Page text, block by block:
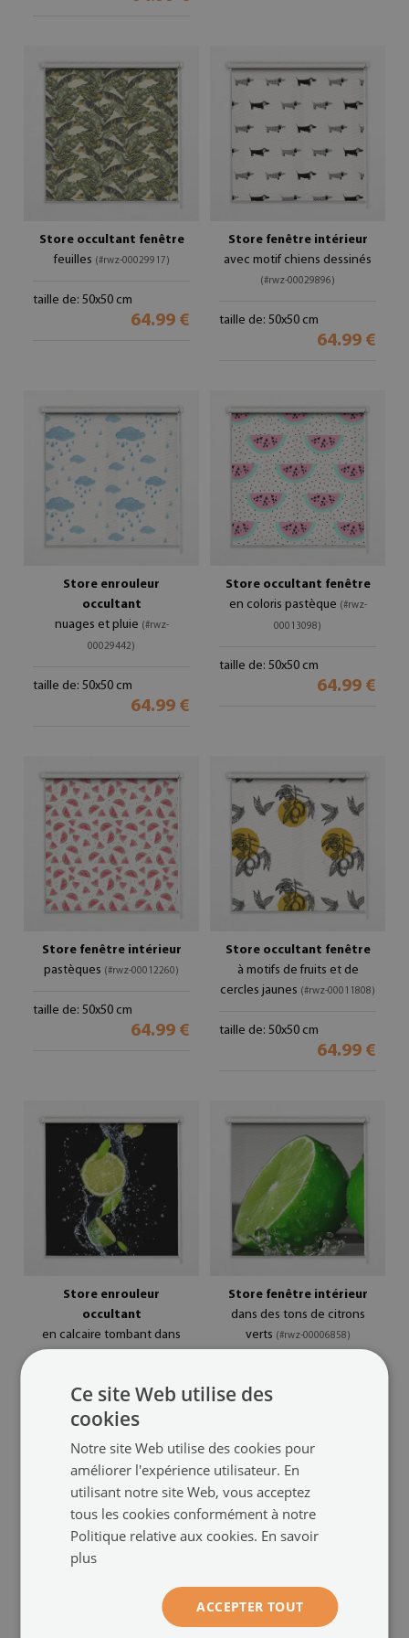
Store occultant fenêtre
feuilles (#rwz-00029917)
taille de: 50x50 cm
64.99 €
Store fenêtre intérieur
avec motif chiens dessinés
(#rwz-00029896)
taille de: 50x50 cm
64.99 €
Store enrouleur
occultant
nuages et pluie (#rwz-
00029442)
taille de: 50x50 cm
64.99 €
Store occultant fenêtre
en coloris pastèque (#rwz-
00013098)
taille de: 50x50 cm
64.99 €
Store fenêtre intérieur
pastèques (#rwz-00012260)
taille de: 50x50 cm
64.99 €
Store occultant fenêtre
à motifs de fruits et de
cercles jaunes (#rwz-00011808)
taille de: 50x50 cm
64.99 €
Store enrouleur
occultant
en calcaire tombant dans
taille de: 50x50 cm
64.99 €
Store fenêtre intérieur
dans des tons de citrons
verts (#rwz-00006858)
Ce site Web utilise des
cookies
Notre site Web utilise des cookies pour
améliorer l'expérience utilisateur. En
utilisant notre site Web, vous acceptez
tous les cookies conformément à notre
Politique relative aux cookies. En savoir
plus
ACCEPTER TOUT